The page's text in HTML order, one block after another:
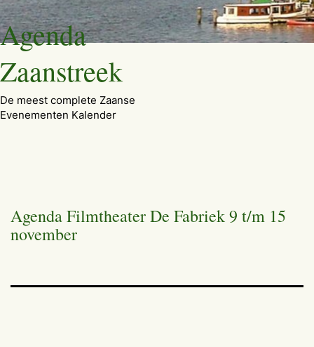
Ga
naar
de
inhoud
Agenda
Zaanstreek
De meest complete Zaanse
Evenementen Kalender
Agenda Filmtheater De Fabriek 9 t/m 15
november